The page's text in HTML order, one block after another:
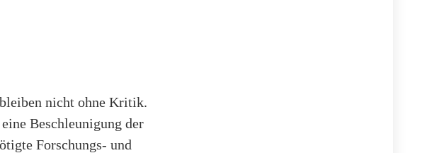
nicht ohne Kritik.
Beschleunigung der
Forschungs- und